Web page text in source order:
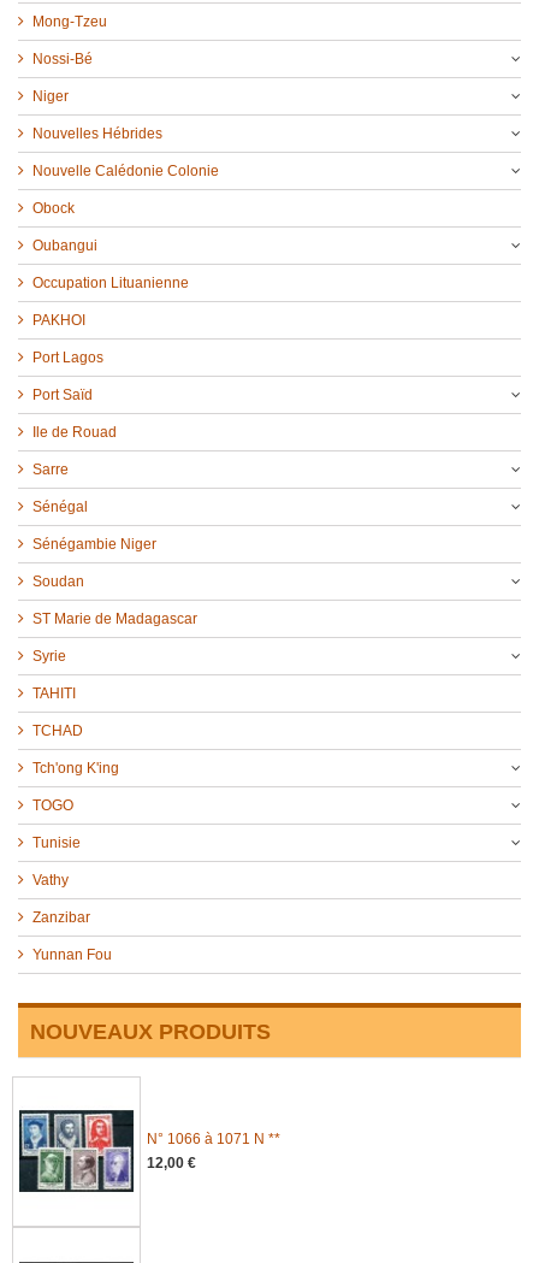
Mong-Tzeu
Nossi-Bé
Niger
Nouvelles Hébrides
Nouvelle Calédonie Colonie
Obock
Oubangui
Occupation Lituanienne
PAKHOI
Port Lagos
Port Saïd
Ile de Rouad
Sarre
Sénégal
Sénégambie Niger
Soudan
ST Marie de Madagascar
Syrie
TAHITI
TCHAD
Tch'ong K'ing
TOGO
Tunisie
Vathy
Zanzibar
Yunnan Fou
NOUVEAUX PRODUITS
N° 1066 à 1071 N **
12,00 €